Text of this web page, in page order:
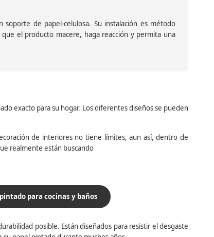
de papel-celulosa. Su instalación es método
el producto macere, haga reacción y permita una
exacto para su hogar. Los diferentes diseños se pueden
de interiores no tiene límites, aun así, dentro de
realmente están buscando
para cocinas y baños
posible. Están diseñados para resistir el desgaste